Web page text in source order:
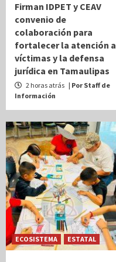
Firman IDPET y CEAV
convenio de
colaboración para
fortalecer la atención a
víctimas y la defensa
jurídica en Tamaulipas
2 horas atrás | Por Staff de
Información
ECOSISTEMA ESTATAL